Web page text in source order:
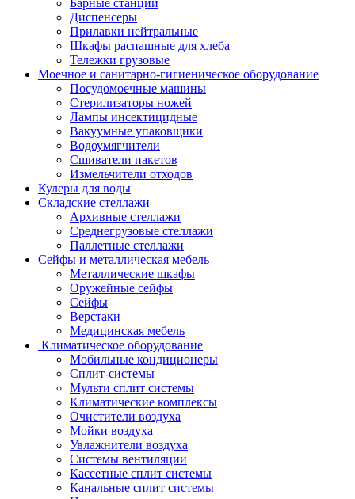
Барные станции
Диспенсеры
Прилавки нейтральные
Шкафы распашные для хлеба
Тележки грузовые
Моечное и санитарно-гигиеническое оборудование
Посудомоечные машины
Стерилизаторы ножей
Лампы инсектицидные
Вакуумные упаковщики
Водоумягчители
Сшиватели пакетов
Измельчители отходов
Кулеры для воды
Складские стеллажи
Архивные стеллажи
Среднегрузовые стеллажи
Паллетные стеллажи
Сейфы и металлическая мебель
Металлические шкафы
Оружейные сейфы
Сейфы
Верстаки
Медицинская мебель
Климатическое оборудование
Мобильные кондиционеры
Сплит-системы
Мульти сплит системы
Климатические комплексы
Очистители воздуха
Мойки воздуха
Увлажнители воздуха
Системы вентиляции
Кассетные сплит системы
Канальные сплит системы